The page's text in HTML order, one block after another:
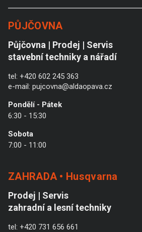
PŮJČOVNA
Půjčovna | Prodej | Servis
stavební techniky a nářadí
tel: +420 602 245 363
e-mail: pujcovna@aldaopava.cz
Pondělí - Pátek
6:30 - 15:30
Sobota
7:00 - 11:00
ZAHRADA • Husqvarna
Prodej | Servis
zahradní a lesní techniky
tel: +420 731 656 661